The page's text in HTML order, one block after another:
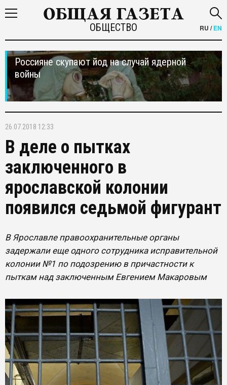
ОБЩЕСТВО RU /EN
Россияне скупают йод на случай ядерной
войны
26.07.2018 12:33
В деле о пытках
заключенного в
ярославской колонии
появился седьмой фигурант
​В Ярославле правоохранительные органы
задержали еще одного сотрудника исправительной
колонии №1 по подозрению в причастности к
пыткам над заключенным Евгением Макаровым